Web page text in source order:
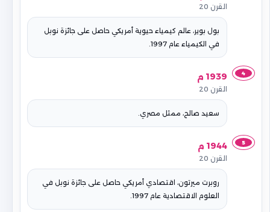
القرن 20
بول بوير، عالم كيمياء حيوية أمريكي حاصل على جائزة نوبل
في الكيمياء عام 1997.
4 1939 م
القرن 20
سعيد صالح، ممثل مصري.
5 1944 م
القرن 20
روبرت ميرتون، اقتصادي أمريكي حاصل على جائزة نوبل في
العلوم الاقتصادية عام 1997.